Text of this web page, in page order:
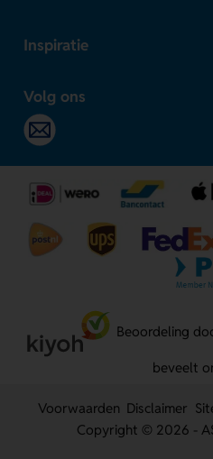
Inspiratie
Volg ons
Beoordeling
beveelt
Voorwaarden Disclaimer
Copyright © 2026 -